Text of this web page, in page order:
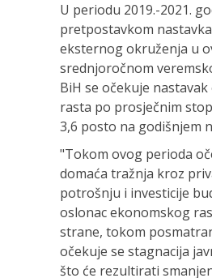
U periodu 2019.-2021.
pretpostavkom
eksternog okruženja u
srednjoročnom
BiH se očekuje
rasta po prosječnim
3,6 posto na godišnjem
"Tokom ovog perioda
domaća tražnja kroz
potrošnju i investicije
oslonac ekonomskog
strane, tokom
očekuje se stagnacija
što će rezultirati